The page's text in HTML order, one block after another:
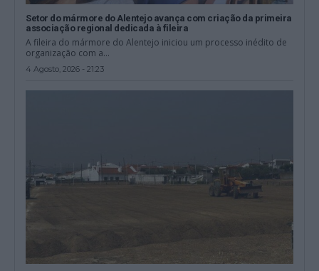
Setor do mármore do Alentejo avança com criação da primeira
associação regional dedicada à fileira
A fileira do mármore do Alentejo iniciou um processo inédito de
organização com a...
4 Agosto, 2026 - 21:23